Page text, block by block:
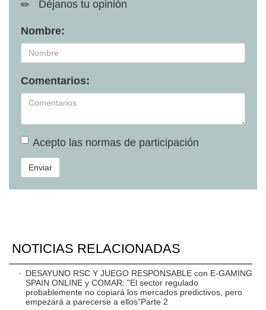
Déjanos tu opinión
Nombre:
Comentarios:
Acepto las normas de participación
Enviar
NOTICIAS RELACIONADAS
·
DESAYUNO RSC Y JUEGO RESPONSABLE con E-GAMING
SPAIN ONLINE y COMAR: "El sector regulado
probablemente no copiará los mercados predictivos, pero
empezará a parecerse a ellos"Parte 2